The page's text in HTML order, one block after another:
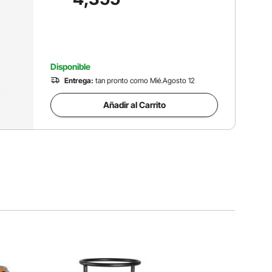
automóviles, inflado de neumáticos,
Disponible
Entrega: tan pronto como Mié.Agosto 12
Añadir al Carrito